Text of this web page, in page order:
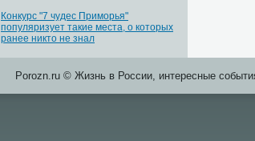
Конкурс "7 чудес Приморья"
популяризует такие места, о которых
ранее никто не знал
Porozn.ru © Жизнь в России, интересные